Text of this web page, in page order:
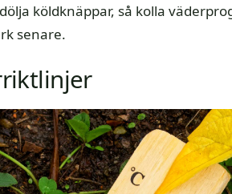
köldknäppar, så kolla
senare.